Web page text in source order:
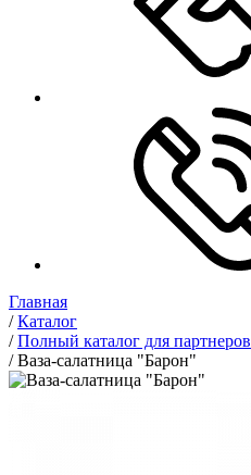
Главная
/Каталог
/Полный каталог для партнеров
/Ваза-салатница "Барон"